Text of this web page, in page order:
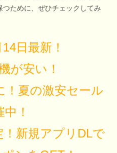
ために、ぜひチェックしてみ
日最新！
が安い！
！夏の激安セール
中！
新規アプリDLで